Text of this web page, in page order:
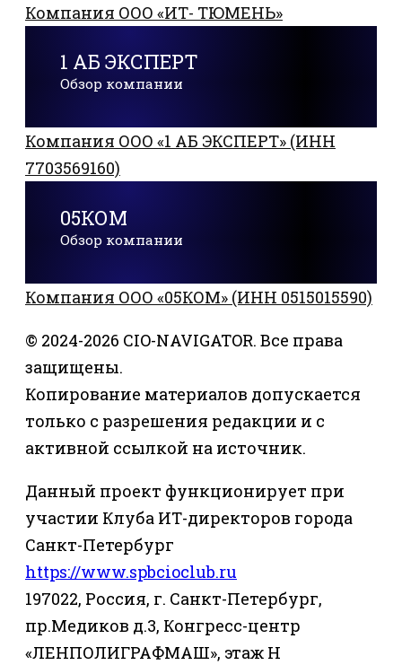
Компания ООО «ИТ- ТЮМЕНЬ»
1 АБ ЭКСПЕРТ
Обзор компании
Компания ООО «1 АБ ЭКСПЕРТ» (ИНН
7703569160)
05КОМ
Обзор компании
Компания ООО «05КОМ» (ИНН 0515015590)
© 2024-2026 CIO-NAVIGATOR. Все права
защищены.
Копирование материалов допускается
только с разрешения редакции и с
активной ссылкой на источник.
Данный проект функционирует при
участии Клуба ИТ-директоров города
Санкт-Петербург
https://www.spbcioclub.ru
197022, Россия, г. Санкт-Петербург,
пр.Медиков д.3, Конгресс-центр
«ЛЕНПОЛИГРАФМАШ», этаж Н